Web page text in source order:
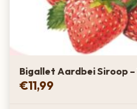
Bigallet Aardbei Siroop –
€11,99